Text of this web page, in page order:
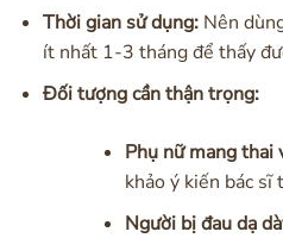
Thời gian sử dụng:Nên
ít nhất 1-3 tháng để thấy
Đối tượng cần thận trọng:
Phụ nữ mang thai
khảo ý kiến bác sĩ
Người bị đau dạ